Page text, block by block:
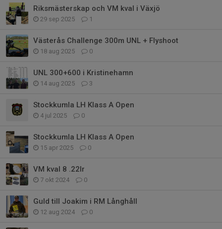
Riksmästerskap och VM kval i Växjö
29 sep 2025 1
Västerås Challenge 300m UNL + Flyshoot
18 aug 2025 0
UNL 300+600 i Kristinehamn
14 aug 2025 3
Stockkumla LH Klass A Open
4 jul 2025 0
Stockkumla LH Klass A Open
15 apr 2025 0
VM kval 8 .22lr
7 okt 2024 0
Guld till Joakim i RM Långhåll
12 aug 2024 0